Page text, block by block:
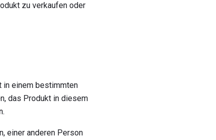
zu verkaufen oder
in einem bestimmten
das Produkt in diesem
einer anderen Person